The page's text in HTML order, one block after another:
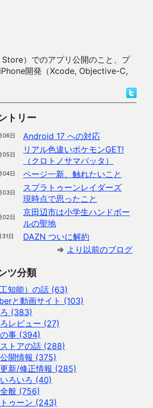
）でのアプリ公開のこと、プ
開発（Xcode, Objective-C,
トリー
06日 Android 17 への対応
05日
リアル色違いポケモンGET!
（クロトノサマバッタ）
04日 ページ一新、触れたいこと
03日
スプラトゥーンレイダーズ
現時点で思ったこと
02日
京田辺市は小学生ハンドボー
ルの聖地
日
DAZN ついに解約
⇒ より以前のブログ
ツ分類
知能）の話 (63)
と動画サイト (103)
(383)
レビュー (27)
事 (394)
トアの話 (288)
開情報 (375)
新/修正情報 (285)
ろいろ (40)
般 (756)
ゥーン (243)